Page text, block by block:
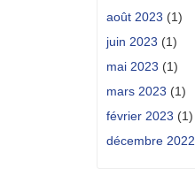
août 2023 (1)
juin 2023 (1)
mai 2023 (1)
mars 2023 (1)
février 2023 (1)
décembre 2022